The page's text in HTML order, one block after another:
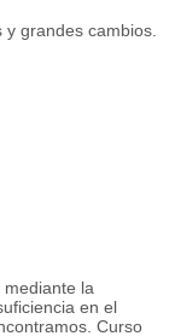
grandes cambios.
la
en el
Curso